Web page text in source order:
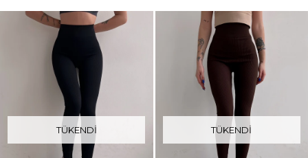
TÜKENDI TÜKENDI